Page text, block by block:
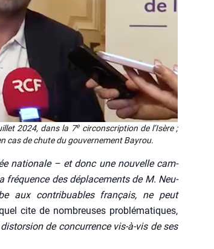
2024, dans la 7ecir­cons­crip­tion de l’I­sère ;
cas de chute du gou­ver­ne­ment Bay­rou.
natio­nale – et donc une nou­velle cam­
fré­quence des dépla­ce­ments de M. Neu­
aux contri­buables fran­çais, ne peut
cite de nom­breuses pro­blé­ma­tiques,
de concur­rence vis-à-vis de ses